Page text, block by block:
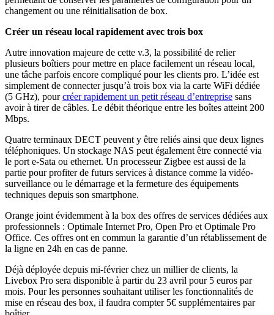
changement ou une réinitialisation de box.
Créer un réseau local rapidement avec trois box
Autre innovation majeure de cette v.3, la possibilité de relier
plusieurs boîtiers pour mettre en place facilement un réseau local,
une tâche parfois encore compliqué pour les clients pro. L’idée est
simplement de connecter jusqu’à trois box via la carte WiFi dédiée
(5 GHz), pourcréer rapidement un petit réseau d’entreprise sans
avoir à tirer de câbles. Le débit théorique entre les boîtes atteint 200
Mbps.
Quatre terminaux DECT peuvent y être reliés ainsi que deux lignes
téléphoniques. Un stockage NAS peut également être connecté via
le port e-Sata ou ethernet. Un processeur Zigbee est aussi de la
partie pour profiter de futurs services à distance comme la vidéo-
surveillance ou le démarrage et la fermeture des équipements
techniques depuis son smartphone.
Orange joint évidemment à la box des offres de services dédiées aux
professionnels : Optimale Internet Pro, Open Pro et Optimale Pro
Office. Ces offres ont en commun la garantie d’un rétablissement de
la ligne en 24h en cas de panne.
Déjà déployée depuis mi-février chez un millier de clients, la
Livebox Pro sera disponible à partir du 23 avril pour 5 euros par
mois. Pour les personnes souhaitant utiliser les fonctionnalités de
mise en réseau des box, il faudra compter 5€ supplémentaires par